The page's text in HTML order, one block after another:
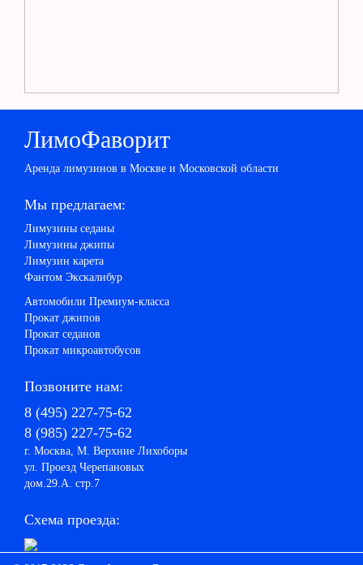
ЛимоФаворит
Аренда лимузинов в Москве и Московской области
Мы предлагаем:
Лимузины седаны
Лимузины джипы
Лимузин карета
Фантом Экскалибур
Автомобили Премиум-класса
Прокат джипов
Прокат седанов
Прокат микроавтобусов
Позвоните нам:
8 (495) 227-75-62
8 (985) 227-75-62
г. Москва, М. Верхние Лихоборы
ул. Проезд Черепановых
дом.29.А. стр.7
Схема проезда: